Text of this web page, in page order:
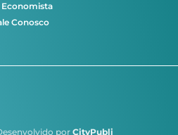
Economista
Conosco
por CityPubli